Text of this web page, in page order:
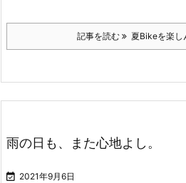
記事を読む 夏Bikeを楽し
雨の日も、また心地よし。
 2021年9月6日